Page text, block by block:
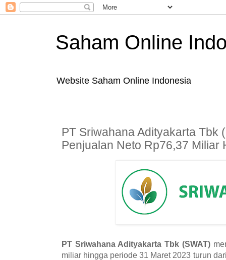
Saham Online
Website Saham Online Indonesia
PT Sriwahana Adityakarta Tbk
Penjualan Neto Rp76,37 Miliar
PT Sriwahana Adityakarta Tbk (SWAT)
miliar hingga periode 31 Maret 2023 turun